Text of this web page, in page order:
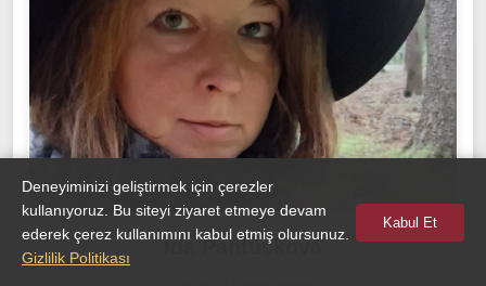
Ida Pantůčková
Deneyiminizi geliştirmek için çerezler
kullanıyoruz. Bu siteyi ziyaret etmeye devam
ederek çerez kullanımını kabul etmiş olursunuz.
Gizlilik Politikası
Kabul Et